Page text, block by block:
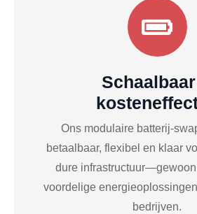
Ons modulaire batterij-
betaalbaar, flexibel en klaar
dure
voordelige
bedrijven.